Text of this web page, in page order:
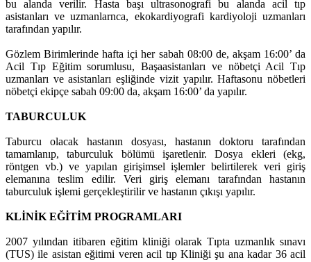
bu alanda verilir. Hasta başı ultrasonografi bu alanda acil tıp
asistanları ve uzmanlarnca, ekokardiyografi kardiyoloji uzmanları
tarafından yapılır.
Gözlem Birimlerinde hafta içi her sabah 08:00 de, akşam 16:00’ da
Acil Tıp Eğitim sorumlusu, Başaasistanları ve nöbetçi Acil Tıp
uzmanları ve asistanları eşliğinde vizit yapılır. Haftasonu nöbetleri
nöbetçi ekipçe sabah 09:00 da, akşam 16:00’ da yapılır.
TABURCULUK
Taburcu olacak hastanın dosyası, hastanın doktoru tarafından
tamamlanıp, taburculuk bölümü işaretlenir. Dosya ekleri (ekg,
röntgen vb.) ve yapılan girişimsel işlemler belirtilerek veri giriş
elemanına teslim edilir. Veri giriş elemanı tarafından hastanın
taburculuk işlemi gerçekleştirilir ve hastanın çıkışı yapılır.
KLİNİK EĞİTİM PROGRAMLARI
2007 yılından itibaren eğitim kliniği olarak Tıpta uzmanlık sınavı
(TUS) ile asistan eğitimi veren acil tıp Kliniği şu ana kadar 36 acil